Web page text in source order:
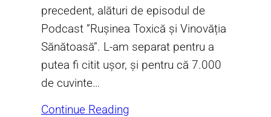
precedent, alături de episodul de
Podcast ”Rușinea Toxică și Vinovăția
Sănătoasă”. L-am separat pentru a
putea fi citit ușor, și pentru că 7.000
de cuvinte…
Continue Reading